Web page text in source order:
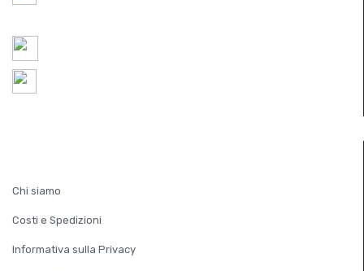
Chi siamo
Costi e Spedizioni
Informativa sulla Privacy